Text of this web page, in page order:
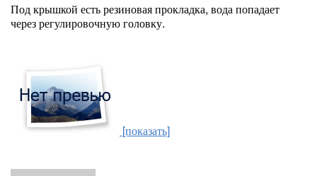
Под крышкой есть резиновая прокладка, вода попадает
через регулировочную головку.
[показать]